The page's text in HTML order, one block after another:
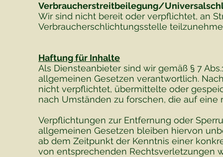
Verbraucherstreitbeilegung/
Wir sind nicht bereit oder verpflichtet, an
Verbraucherschlichtungsstelle
Haftung für Inhalte
Als Diensteanbieter sind wir gemäß § 7
allgemeinen Gesetzen verantwortlich.
nicht verpflichtet, übermittelte oder
nach Umständen zu forschen, die auf eine
Verpflichtungen zur Entfernung oder
allgemeinen Gesetzen bleiben hiervon
ab dem Zeitpunkt der Kenntnis einer
von entsprechenden Rechtsverletzungen